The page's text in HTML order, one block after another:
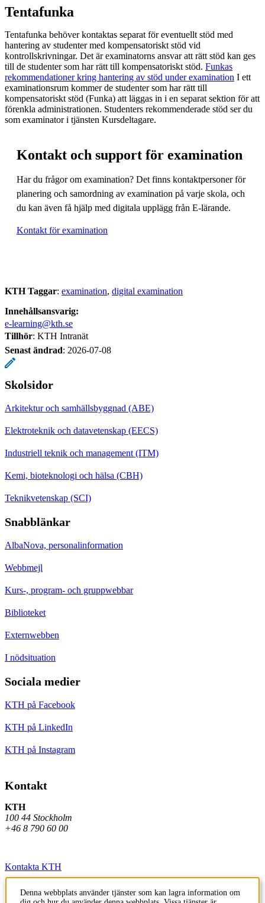
Tentafunka
Tentafunka behöver kontaktas separat för eventuellt stöd med
hantering av studenter med kompensatoriskt stöd vid
kontrollskrivningar. Det är examinatorns ansvar att rätt stöd kan ges
till de studenter som har rätt till kompensatoriskt stöd. Funkas
rekommendationer kring hantering av stöd under examination I ett
examinationsrum kommer de studenter som har rätt till
kompensatoriskt stöd (Funka) att läggas in i en separat sektion för att
förenkla administrationen. Studenters rekommenderade stöd ser du
som examinator i tjänsten Kursdeltagare.
Kontakt och support för examination
Har du frågor om examination? Det finns kontaktpersoner för
planering och samordning av examination på varje skola, och
du kan även få hjälp med digitala upplägg från E-lärande.
Kontakt för examination
KTH Taggar: examination digital examination
Innehållsansvarig:
e-learning@kth.se
Tillhör: KTH Intranät
Senast ändrad: 2026-07-08
Skolsidor
Arkitektur och samhällsbyggnad (ABE)
Elektroteknik och datavetenskap (EECS)
Industriell teknik och management (ITM)
Kemi, bioteknologi och hälsa (CBH)
Teknikvetenskap (SCI)
Snabblänkar
AlbaNova, personalinformation
Webbmejl
Kurs-, program- och gruppwebbar
Biblioteket
Externwebben
I nödsituation
Sociala medier
KTH på Facebook
KTH på LinkedIn
KTH på Instagram
Kontakt
KTH
100 44 Stockholm
+46 8 790 60 00
Kontakta KTH
Jobba på KTH
Denna webbplats använder tjänster som kan lagra information om